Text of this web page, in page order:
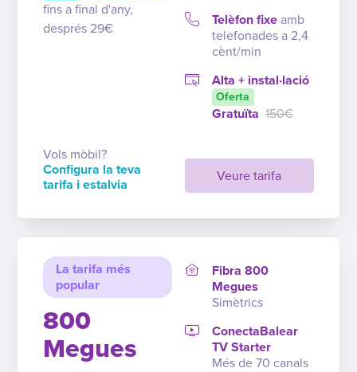
fins a final d'any,
després 29€
Veure tarifa
Telèfon fixe amb
telefonades a 2,4
cènt/min
Alta + instal·lació
Oferta
Gratuïta 150€
Vols mòbil?
Configura la teva
tarifa i estalvia
La tarifa més
popular
800
Megues
Fibra 800
Megues
Simètrics
ConectaBalear
TV Starter
Més de 70 canals